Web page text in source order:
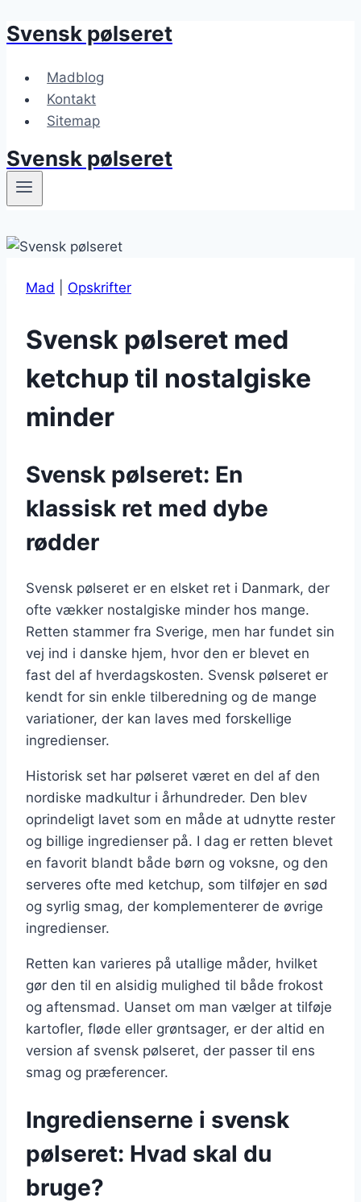
Fortsæt
indhold
Svensk pølseret
Madblog
Kontakt
Sitemap
Svensk pølseret
Mad Opskrifter
Svensk pølseret med
ketchup til nostalgiske
minder
Svensk pølseret: En
klassisk ret med dybe
rødder
Svensk pølseret er en elsket ret i Danmark, der
ofte vækker nostalgiske minder hos mange.
Retten stammer fra Sverige, men har fundet sin
vej ind i danske hjem, hvor den er blevet en
fast del af hverdagskosten. Svensk pølseret er
kendt for sin enkle tilberedning og de mange
variationer, der kan laves med forskellige
ingredienser.
Historisk set har pølseret været en del af den
nordiske madkultur i århundreder. Den blev
oprindeligt lavet som en måde at udnytte rester
og billige ingredienser på. I dag er retten blevet
en favorit blandt både børn og voksne, og den
serveres ofte med ketchup, som tilføjer en sød
og syrlig smag, der komplementerer de øvrige
ingredienser.
Retten kan varieres på utallige måder, hvilket
gør den til en alsidig mulighed til både frokost
og aftensmad. Uanset om man vælger at tilføje
kartofler, fløde eller grøntsager, er der altid en
version af svensk pølseret, der passer til ens
smag og præferencer.
Ingredienserne i svensk
pølseret: Hvad skal du
bruge?